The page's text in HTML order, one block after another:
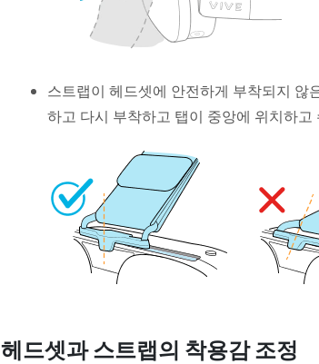
스트랩이 헤드셋에 안전하게 부착되지 않
하고 다시 부착하고 탭이 중앙에 위치하
헤드셋과 스트랩의 착용감 조정